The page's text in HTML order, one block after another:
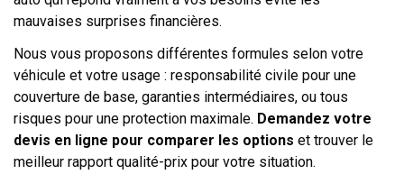
mauvaises surprises financières.
Nous vous proposons différentes formules selon votre
véhicule et votre usage : responsabilité civile pour une
couverture de base, garanties intermédiaires, ou tous
risques pour une protection maximale. Demandez votre
devis en ligne pour comparer les options et trouver le
meilleur rapport qualité-prix pour votre situation.